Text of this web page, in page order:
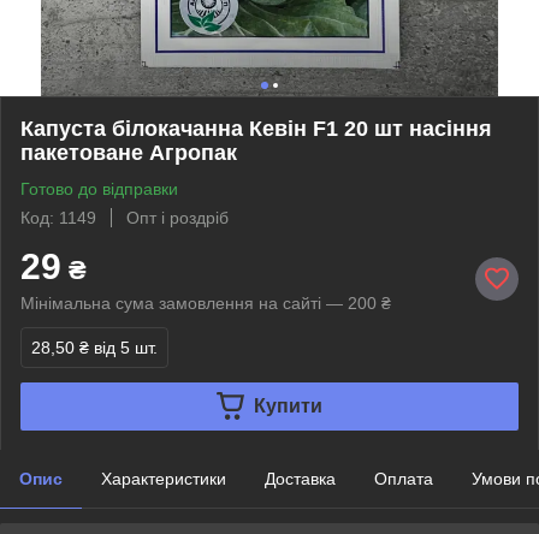
Капуста білокачанна Кевін F1 20 шт насіння
пакетоване Агропак
Готово до відправки
Код: 1149
Опт і роздріб
29 ₴
Мінімальна сума замовлення на сайті — 200 ₴
28,50 ₴ від 5 шт.
Купити
Опис Характеристики Доставка Оплата Умови